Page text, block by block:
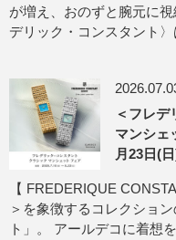
が増え、おのずと腕元に
デリック・コンスタント
＜フレデ
マンシェ
月23日(
【 FREDERIQUE
＞を象徴するコレクショ
ト」。 アールデコに着想